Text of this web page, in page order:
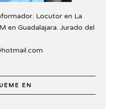
Locutor en La
en Guadalajara. Jurado del
EN